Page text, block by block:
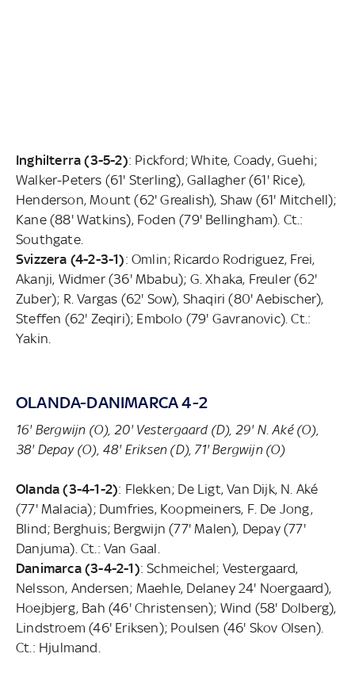
Inghilterra (3-5-2): Pickford; White, Coady, Guehi;
Walker-Peters (61' Sterling), Gallagher (61' Rice),
Henderson, Mount (62' Grealish), Shaw (61' Mitchell);
Kane (88' Watkins), Foden (79' Bellingham). Ct.:
Southgate.
Svizzera (4-2-3-1): Omlin; Ricardo Rodriguez, Frei,
Akanji, Widmer (36' Mbabu); G. Xhaka, Freuler (62'
Zuber); R. Vargas (62' Sow), Shaqiri (80' Aebischer),
Steffen (62' Zeqiri); Embolo (79' Gavranovic). Ct.:
Yakin.
OLANDA-DANIMARCA 4-2
16' Bergwijn (O), 20' Vestergaard (D), 29' N. Aké (O),
38' Depay (O), 48' Eriksen (D), 71' Bergwijn (O)
Olanda (3-4-1-2): Flekken; De Ligt, Van Dijk, N. Aké
(77' Malacia); Dumfries, Koopmeiners, F. De Jong,
Blind; Berghuis; Bergwijn (77' Malen), Depay (77'
Danjuma). Ct.: Van Gaal.
Danimarca (3-4-2-1): Schmeichel; Vestergaard,
Nelsson, Andersen; Maehle, Delaney 24' Noergaard),
Hoejbjerg, Bah (46' Christensen); Wind (58' Dolberg),
Lindstroem (46' Eriksen); Poulsen (46' Skov Olsen).
Ct.: Hjulmand.